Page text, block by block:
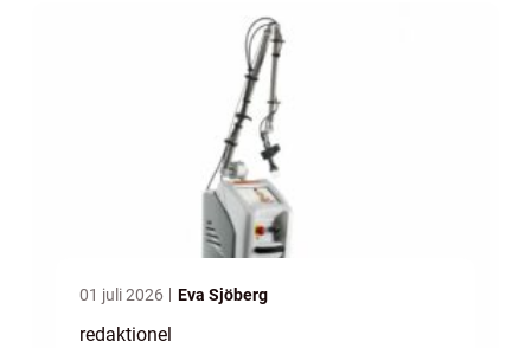
01 juli 2026 Eva Sjöberg
redaktionel